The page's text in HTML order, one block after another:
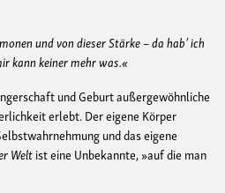
und von dieser Stärke – da hab’ ich
kann keiner mehr was.«
und Geburt außergewöhnliche
erlebt. Der eigene Körper
und das eigene
Weltist eine Unbekannte, »auf die man